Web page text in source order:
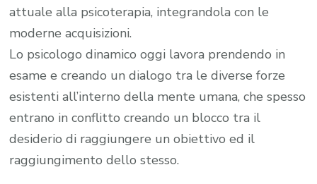
attuale alla psicoterapia, integrandola con le
moderne acquisizioni.
Lo psicologo dinamico oggi lavora prendendo in
esame e creando un dialogo tra le diverse forze
esistenti all’interno della mente umana, che spesso
entrano in conflitto creando un blocco tra il
desiderio di raggiungere un obiettivo ed il
raggiungimento dello stesso.